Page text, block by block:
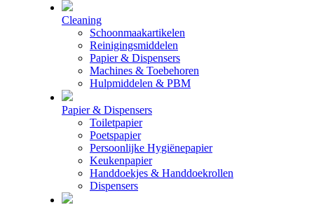
Cleaning
Schoonmaakartikelen
Reinigingsmiddelen
Papier & Dispensers
Machines & Toebehoren
Hulpmiddelen & PBM
Papier & Dispensers
Toiletpapier
Poetspapier
Persoonlijke Hygiënepapier
Keukenpapier
Handdoekjes & Handdoekrollen
Dispensers